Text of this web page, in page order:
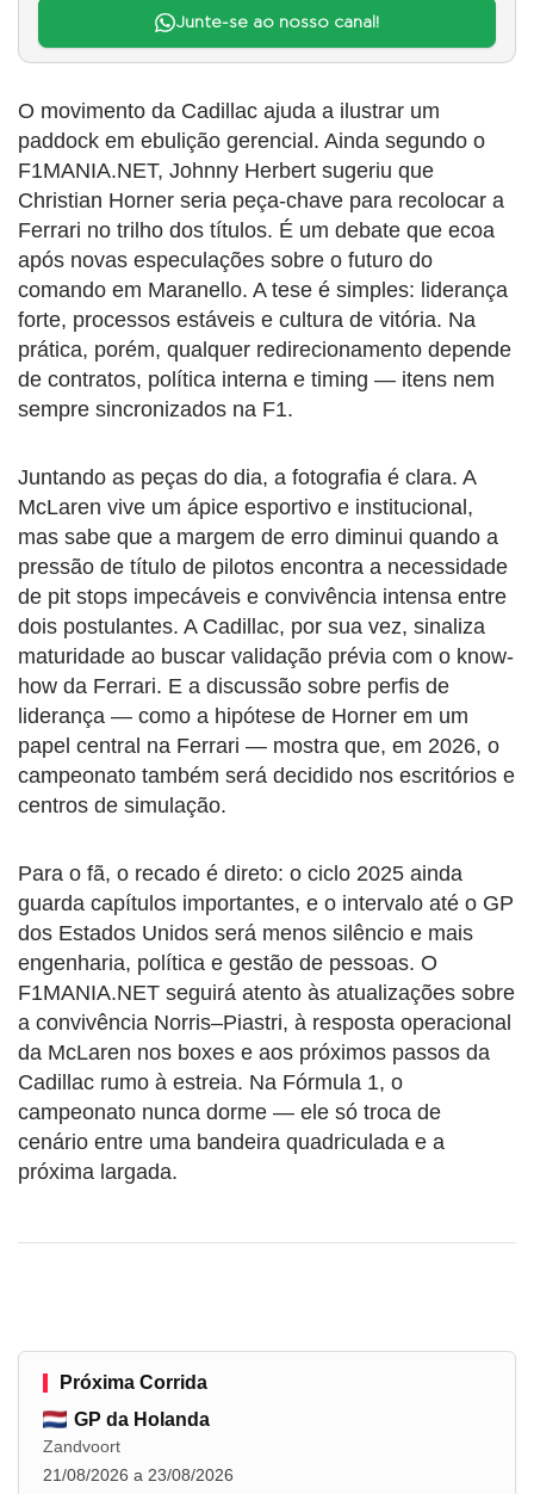
Junte-se ao nosso canal!
O movimento da Cadillac ajuda a ilustrar um
paddock em ebulição gerencial. Ainda segundo o
F1MANIA.NET, Johnny Herbert sugeriu que
Christian Horner seria peça-chave para recolocar a
Ferrari no trilho dos títulos. É um debate que ecoa
após novas especulações sobre o futuro do
comando em Maranello. A tese é simples: liderança
forte, processos estáveis e cultura de vitória. Na
prática, porém, qualquer redirecionamento depende
de contratos, política interna e timing — itens nem
sempre sincronizados na F1.
Juntando as peças do dia, a fotografia é clara. A
McLaren vive um ápice esportivo e institucional,
mas sabe que a margem de erro diminui quando a
pressão de título de pilotos encontra a necessidade
de pit stops impecáveis e convivência intensa entre
dois postulantes. A Cadillac, por sua vez, sinaliza
maturidade ao buscar validação prévia com o know-
how da Ferrari. E a discussão sobre perfis de
liderança — como a hipótese de Horner em um
papel central na Ferrari — mostra que, em 2026, o
campeonato também será decidido nos escritórios e
centros de simulação.
Para o fã, o recado é direto: o ciclo 2025 ainda
guarda capítulos importantes, e o intervalo até o GP
dos Estados Unidos será menos silêncio e mais
engenharia, política e gestão de pessoas. O
F1MANIA.NET seguirá atento às atualizações sobre
a convivência Norris–Piastri, à resposta operacional
da McLaren nos boxes e aos próximos passos da
Cadillac rumo à estreia. Na Fórmula 1, o
campeonato nunca dorme — ele só troca de
cenário entre uma bandeira quadriculada e a
próxima largada.
Próxima Corrida
GP da Holanda
Zandvoort
21/08/2026 a 23/08/2026